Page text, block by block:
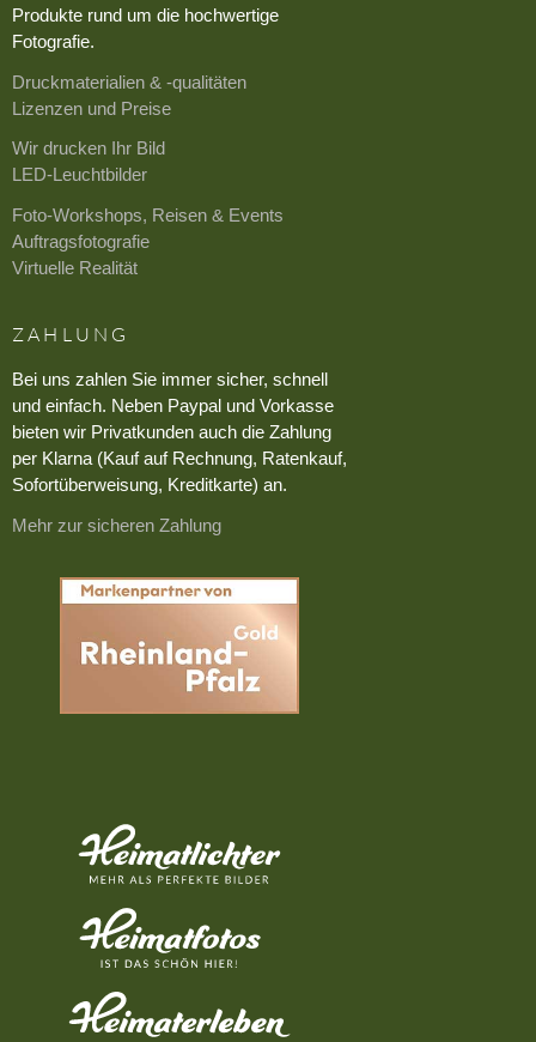
Produkte rund um die hochwertige
Fotografie.
Druckmaterialien & -qualitäten
Lizenzen und Preise
Wir drucken Ihr Bild
LED-Leuchtbilder
Foto-Workshops, Reisen & Events
Auftragsfotografie
Virtuelle Realität
ZAHLUNG
Bei uns zahlen Sie immer sicher, schnell
und einfach. Neben Paypal und Vorkasse
bieten wir Privatkunden auch die Zahlung
per Klarna (Kauf auf Rechnung, Ratenkauf,
Sofortüberweisung, Kreditkarte) an.
Mehr zur sicheren Zahlung